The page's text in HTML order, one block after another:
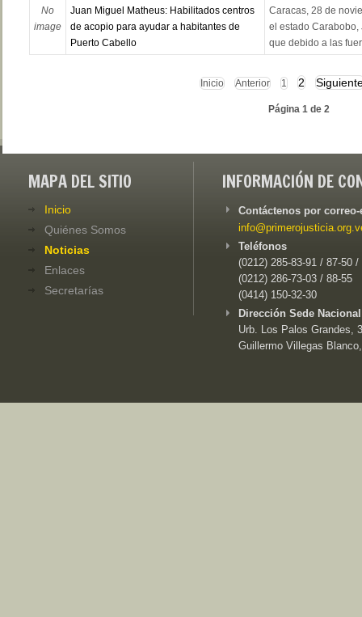
No
image
Juan Miguel Matheus: Habilitados centros
de acopio para ayudar a habitantes de
Puerto Cabello
Caracas, 28 de
el estado
que debido a las
Inicio Anterior 1 2
Página 1 de 2
MAPA DEL SITIO
Inicio
Quiénes Somos
Noticias
Enlaces
Secretarías
INFORMACIÓN DE
Contáctenos por
Teléfonos
(0212) 285-83-91 / 87-50 /
(0212) 286-73-03 / 88-55
(0414) 150-32-30
Dirección Sede
Urb. Los Palos Grandes,
Guillermo Villegas